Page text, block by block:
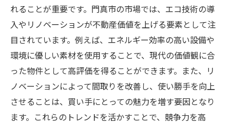
れることが重要です。門真市の市場では、エコ技術の導
入やリノベーションが不動産価値を上げる要素として注
目されています。例えば、エネルギー効率の高い設備や
環境に優しい素材を使用することで、現代の価値観に合
った物件として高評価を得ることができます。また、リ
ノベーションによって間取りを改善し、使い勝手を向上
させることは、買い手にとっての魅力を増す要因となり
ます。これらのトレンドを活かすことで、競争力を高